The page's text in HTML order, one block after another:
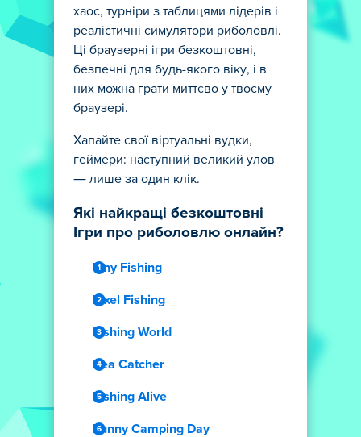
хаос, турніри з таблицями лідерів і
реалістичні симулятори риболовлі.
Ці браузерні ігри безкоштовні,
безпечні для будь-якого віку, і в
них можна грати миттєво у твоєму
браузері.
Хапайте свої віртуальні вудки,
геймери: наступний великий улов
— лише за один клік.
Які найкращі безкоштовні
Ігри про риболовлю онлайн?
Tiny Fishing
Pixel Fishing
Fishing World
Sea Catcher
Fishing Alive
Funny Camping Day